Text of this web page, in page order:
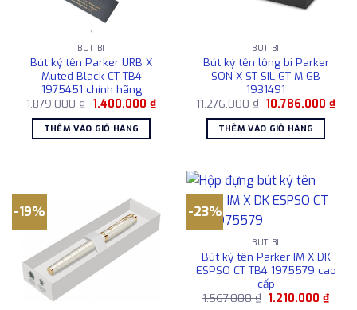
BÚT BI
Bút ký tên Parker URB X
Muted Black CT TB4
1975451 chính hãng
1.879.000₫ Giá
là:
1.879.000 ₫.
1.400.000 ₫Giá
hiện
1.400.000 ₫.
THÊM VÀO GIỎ HÀNG
BÚT BI
Bút ký tên lông bi Parker
SON X ST SIL GT M GB
1931491
11.276.000₫ Giá
là:
11.276.000 ₫.
10.786.000₫Giá
hiện
THÊM VÀO GIỎ HÀNG
-19% -23%
BÚT BI
Bút ký tên Parker IM X DK
ESPSO CT TB4 1975579 cao
cấp
1.567.000₫ Giá
1.210.000₫Giá